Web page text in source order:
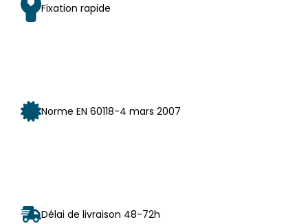
Fixation rapide
Norme EN 60118-4 mars 2007
Délai de livraison 48-72h